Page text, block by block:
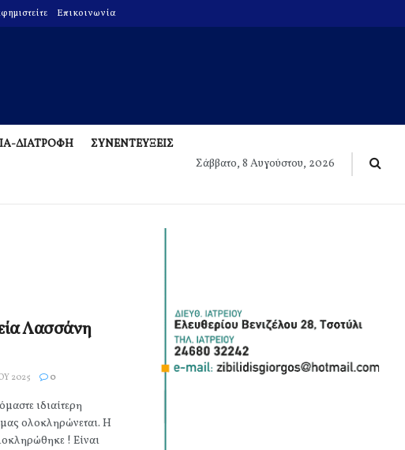
Επικοινωνία
ΔΙΑΤΡΟΦΗ ΣΥΝΕΝΤΕΥΞΕΙΣ
Σάββατο, 8 Αυγούστου, 2026
Λασσάνη
2025 0
ιδιαίτερη
ολοκληρώνεται. Η
! Είναι